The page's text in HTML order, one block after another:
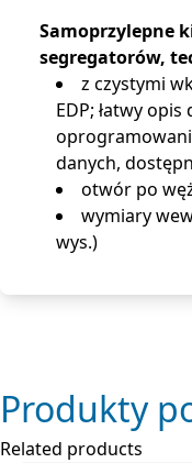
Samoprzylepne
segregatorów,
z czystymi
EDP; łatwy
danych,
otwór po
wymiary
wys.)
Produkty
Related products